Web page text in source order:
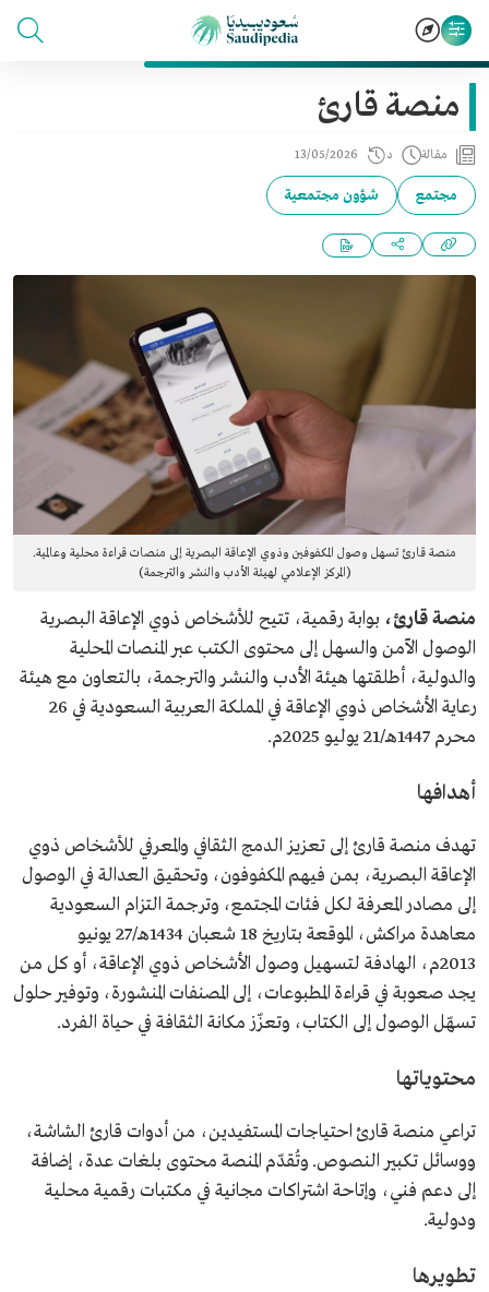
منصة قارئ
مقالة د 13/05/2026
مجتمع شؤون مجتمعية
منصة قارئ تسهل وصول المكفوفين وذوي الإعاقة البصرية إلى منصات قراءة محلية وعالمية.
(المركز الإعلامي لهيئة الأدب والنشر والترجمة)
منصة قارئ، بوابة رقمية، تتيح للأشخاص ذوي الإعاقة البصرية
الوصول الآمن والسهل إلى محتوى الكتب عبر المنصات المحلية
والدولية، أطلقتها هيئة الأدب والنشر والترجمة، بالتعاون مع هيئة
رعاية الأشخاص ذوي الإعاقة في المملكة العربية السعودية في 26
محرم 1447هـ/21 يوليو 2025م.
أهدافها
تهدف منصة قارئ إلى تعزيز الدمج الثقافي والمعرفي للأشخاص ذوي
الإعاقة البصرية، بمن فيهم المكفوفون، وتحقيق العدالة في الوصول
إلى مصادر المعرفة لكل فئات المجتمع، وترجمة التزام السعودية
معاهدة مراكش، الموقعة بتاريخ 18 شعبان 1434هـ/27 يونيو
2013م، الهادفة لتسهيل وصول الأشخاص ذوي الإعاقة، أو كل من
يجد صعوبة في قراءة المطبوعات، إلى المصنفات المنشورة، وتوفير حلول
تسهّل الوصول إلى الكتاب، وتعزّز مكانة الثقافة في حياة الفرد.
محتوياتها
تراعي منصة قارئ احتياجات المستفيدين، من أدوات قارئ الشاشة،
ووسائل تكبير النصوص. وتُقدّم المنصة محتوى بلغات عدة، إضافة
إلى دعم فني، وإتاحة اشتراكات مجانية في مكتبات رقمية محلية
ودولية.
تطويرها